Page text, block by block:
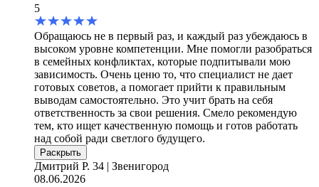
5
Обращаюсь не в первый раз, и каждый раз убеждаюсь в
высоком уровне компетенции. Мне помогли разобраться
в семейных конфликтах, которые подпитывали мою
зависимость. Очень ценю то, что специалист не дает
готовых советов, а помогает прийти к правильным
выводам самостоятельно. Это учит брать на себя
ответственность за свои решения. Смело рекомендую
тем, кто ищет качественную помощь и готов работать
над собой ради светлого будущего.
Раскрыть
Дмитрий Р. 34 | Звенигород
08.06.2026